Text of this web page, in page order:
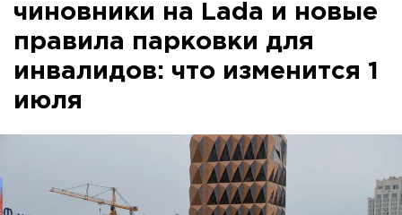
чиновники на Lada и новые
правила парковки для
инвалидов: что изменится 1
июля